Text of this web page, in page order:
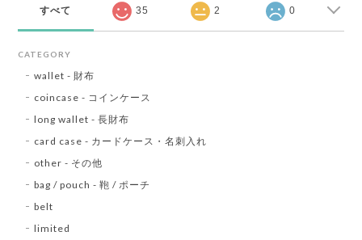
すべて 35 2 0
CATEGORY
wallet - 財布
coincase - コインケース
long wallet - 長財布
card case - カードケース・名刺入れ
other - その他
bag / pouch - 鞄 / ポーチ
belt
limited